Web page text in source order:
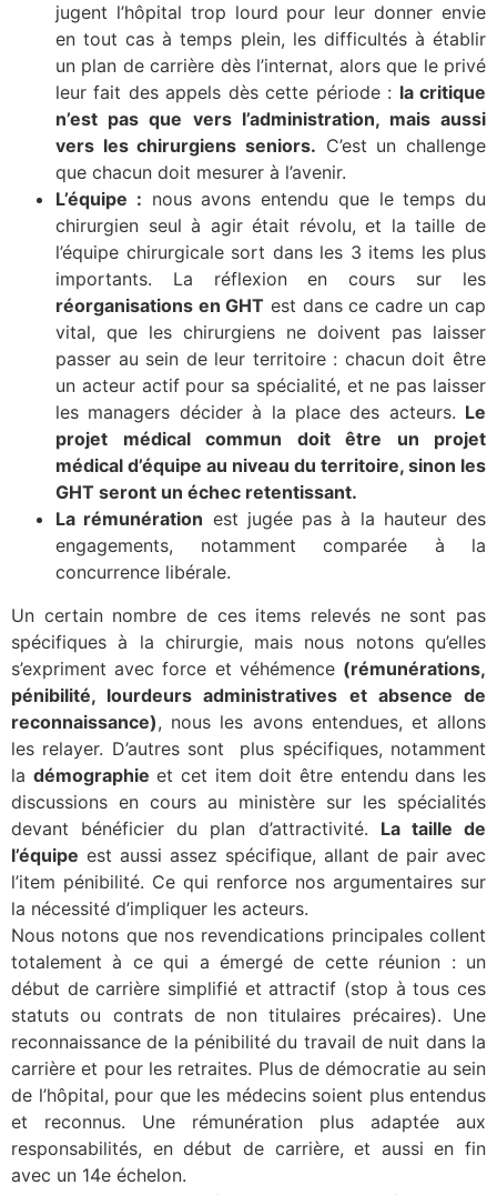
jugent l’hôpital trop lourd pour leur donner envie
en tout cas à temps plein, les difficultés à établir
un plan de carrière dès l’internat, alors que le privé
leur fait des appels dès cette période : la critique
n’est pas que vers l’administration, mais aussi
vers les chirurgiens seniors. C’est un challenge
que chacun doit mesurer à l’avenir.
L’équipe : nous avons entendu que le temps du
chirurgien seul à agir était révolu, et la taille de
l’équipe chirurgicale sort dans les 3 items les plus
importants. La réflexion en cours sur les
réorganisations en GHT est dans ce cadre un cap
vital, que les chirurgiens ne doivent pas laisser
passer au sein de leur territoire : chacun doit être
un acteur actif pour sa spécialité, et ne pas laisser
les managers décider à la place des acteurs. Le
projet médical commun doit être un projet
médical d’équipe au niveau du territoire, sinon les
GHT seront un échec retentissant.
La rémunération est jugée pas à la hauteur des
engagements, notamment comparée à la
concurrence libérale.
Un certain nombre de ces items relevés ne sont pas
spécifiques à la chirurgie, mais nous notons qu’elles
s’expriment avec force et véhémence (rémunérations,
pénibilité, lourdeurs administratives et absence de
reconnaissance), nous les avons entendues, et allons
les relayer. D’autres sont plus spécifiques, notamment
la démographie et cet item doit être entendu dans les
discussions en cours au ministère sur les spécialités
devant bénéficier du plan d’attractivité. La taille de
l’équipe est aussi assez spécifique, allant de pair avec
l’item pénibilité. Ce qui renforce nos argumentaires sur
la nécessité d’impliquer les acteurs.
Nous notons que nos revendications principales collent
totalement à ce qui a émergé de cette réunion : un
début de carrière simplifié et attractif (stop à tous ces
statuts ou contrats de non titulaires précaires). Une
reconnaissance de la pénibilité du travail de nuit dans la
carrière et pour les retraites. Plus de démocratie au sein
de l’hôpital, pour que les médecins soient plus entendus
et reconnus. Une rémunération plus adaptée aux
responsabilités, en début de carrière, et aussi en fin
avec un 14e échelon.